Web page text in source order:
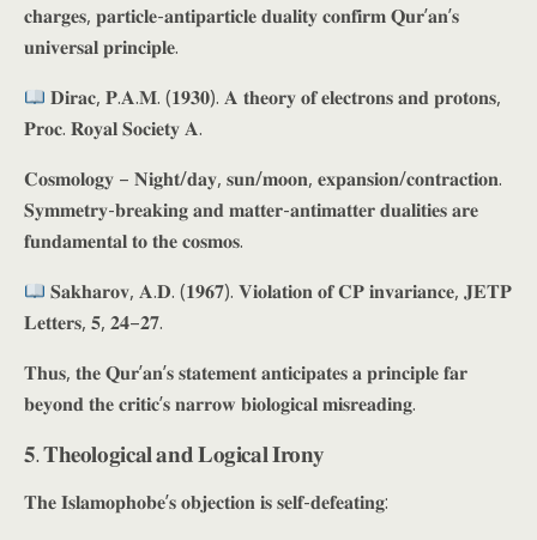
𝐜𝐡𝐚𝐫𝐠𝐞𝐬, 𝐩𝐚𝐫𝐭𝐢𝐜𝐥𝐞-𝐚𝐧𝐭𝐢𝐩𝐚𝐫𝐭𝐢𝐜𝐥𝐞 𝐝𝐮𝐚𝐥𝐢𝐭𝐲 𝐜𝐨𝐧𝐟𝐢𝐫𝐦 𝐐𝐮𝐫’𝐚𝐧’𝐬
𝐮𝐧𝐢𝐯𝐞𝐫𝐬𝐚𝐥 𝐩𝐫𝐢𝐧𝐜𝐢𝐩𝐥𝐞.
𝐃𝐢𝐫𝐚𝐜, 𝐏.𝐀.𝐌. (𝟏𝟗𝟑𝟎). 𝐀 𝐭𝐡𝐞𝐨𝐫𝐲 𝐨𝐟 𝐞𝐥𝐞𝐜𝐭𝐫𝐨𝐧𝐬 𝐚𝐧𝐝 𝐩𝐫𝐨𝐭𝐨𝐧𝐬,
𝐏𝐫𝐨𝐜. 𝐑𝐨𝐲𝐚𝐥 𝐒𝐨𝐜𝐢𝐞𝐭𝐲 𝐀.
𝐂𝐨𝐬𝐦𝐨𝐥𝐨𝐠𝐲 – 𝐍𝐢𝐠𝐡𝐭/𝐝𝐚𝐲, 𝐬𝐮𝐧/𝐦𝐨𝐨𝐧, 𝐞𝐱𝐩𝐚𝐧𝐬𝐢𝐨𝐧/𝐜𝐨𝐧𝐭𝐫𝐚𝐜𝐭𝐢𝐨𝐧.
𝐒𝐲𝐦𝐦𝐞𝐭𝐫𝐲-𝐛𝐫𝐞𝐚𝐤𝐢𝐧𝐠 𝐚𝐧𝐝 𝐦𝐚𝐭𝐭𝐞𝐫-𝐚𝐧𝐭𝐢𝐦𝐚𝐭𝐭𝐞𝐫 𝐝𝐮𝐚𝐥𝐢𝐭𝐢𝐞𝐬 𝐚𝐫𝐞
𝐟𝐮𝐧𝐝𝐚𝐦𝐞𝐧𝐭𝐚𝐥 𝐭𝐨 𝐭𝐡𝐞 𝐜𝐨𝐬𝐦𝐨𝐬.
𝐒𝐚𝐤𝐡𝐚𝐫𝐨𝐯, 𝐀.𝐃. (𝟏𝟗𝟔𝟕). 𝐕𝐢𝐨𝐥𝐚𝐭𝐢𝐨𝐧 𝐨𝐟 𝐂𝐏 𝐢𝐧𝐯𝐚𝐫𝐢𝐚𝐧𝐜𝐞, 𝐉𝐄𝐓𝐏
𝐋𝐞𝐭𝐭𝐞𝐫𝐬, 𝟓, 𝟐𝟒–𝟐𝟕.
𝐓𝐡𝐮𝐬, 𝐭𝐡𝐞 𝐐𝐮𝐫’𝐚𝐧’𝐬 𝐬𝐭𝐚𝐭𝐞𝐦𝐞𝐧𝐭 𝐚𝐧𝐭𝐢𝐜𝐢𝐩𝐚𝐭𝐞𝐬 𝐚 𝐩𝐫𝐢𝐧𝐜𝐢𝐩𝐥𝐞 𝐟𝐚𝐫
𝐛𝐞𝐲𝐨𝐧𝐝 𝐭𝐡𝐞 𝐜𝐫𝐢𝐭𝐢𝐜’𝐬 𝐧𝐚𝐫𝐫𝐨𝐰 𝐛𝐢𝐨𝐥𝐨𝐠𝐢𝐜𝐚𝐥 𝐦𝐢𝐬𝐫𝐞𝐚𝐝𝐢𝐧𝐠.
𝟓. 𝐓𝐡𝐞𝐨𝐥𝐨𝐠𝐢𝐜𝐚𝐥 𝐚𝐧𝐝 𝐋𝐨𝐠𝐢𝐜𝐚𝐥 𝐈𝐫𝐨𝐧𝐲
𝐓𝐡𝐞 𝐈𝐬𝐥𝐚𝐦𝐨𝐩𝐡𝐨𝐛𝐞’𝐬 𝐨𝐛𝐣𝐞𝐜𝐭𝐢𝐨𝐧 𝐢𝐬 𝐬𝐞𝐥𝐟-𝐝𝐞𝐟𝐞𝐚𝐭𝐢𝐧𝐠: